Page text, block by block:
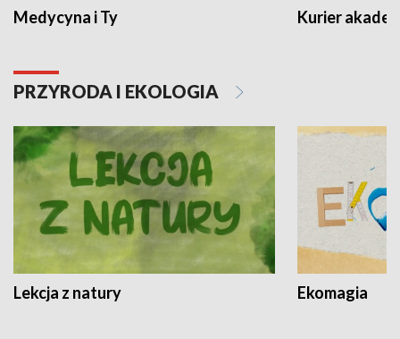
Medycyna i Ty Kurier
PRZYRODA I EKOLOGIA
Lekcja z natury Ekomagia